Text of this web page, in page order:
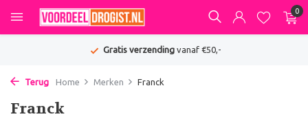
0
Gratis verzendingvanaf €50,-
Terug Home Merken Franck
Franck